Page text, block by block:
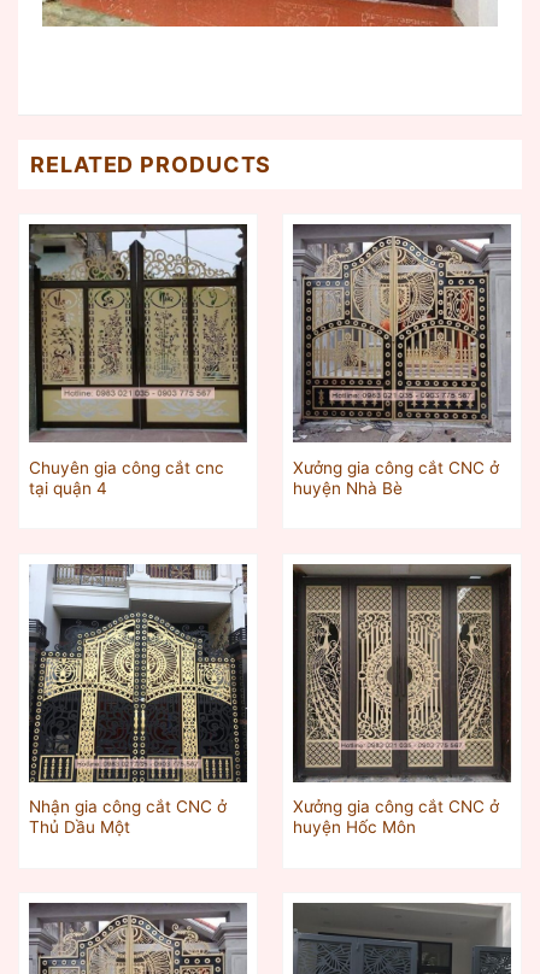
RELATED PRODUCTS
Chuyên gia công cắt cnc
tại quận 4
Xưởng gia công cắt CNC ở
huyện Nhà Bè
Nhận gia công cắt CNC ở
Thủ Dầu Một‎
Xưởng gia công cắt CNC ở
huyện Hốc Môn